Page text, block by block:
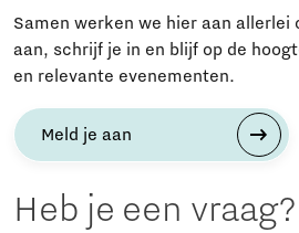
Samen werken we hier aan allerlei
aan, schrijf je in en blijf op de
en relevante evenementen.
Meld je aan
Heb je een vraag?